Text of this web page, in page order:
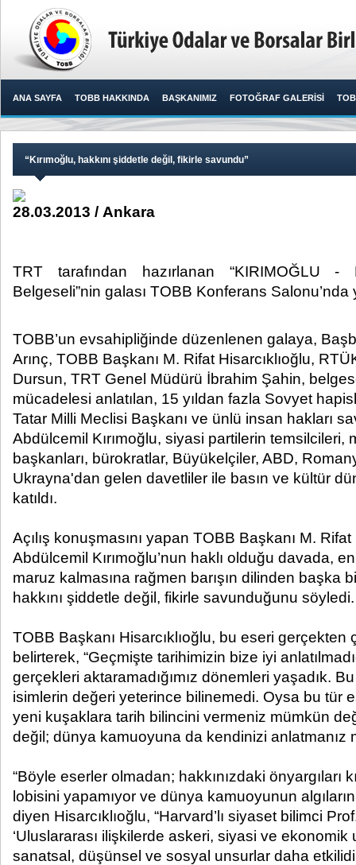
ANA SAYFA TOBB HAKKINDA BAŞKANIMIZ FOTOĞRAF GALERİSİ
​“Kırımoğlu, hakkını şiddetle değil, fikirle savundu”
28.03.2013 / Ankara
TRT tarafından hazırlanan “KIRIMOĞLU -
Belgeseli”nin galası TOBB Konferans Salonu’nda
TOBB’un evsahipliğinde düzenlenen galaya,
Arınç, TOBB Başkanı M. Rifat Hisarcıklıoğlu,
Dursun, TRT Genel Müdürü İbrahim Şahin,
mücadelesi anlatılan, 15 yıldan fazla Sovyet
Tatar Milli Meclisi Başkanı ve ünlü insan hakları
Abdülcemil Kırımoğlu, siyasi partilerin temsilcileri,
başkanları, bürokratlar, Büyükelçiler, ABD,
Ukrayna'dan gelen davetliler ile basın ve kültür
katıldı.
Açılış konuşmasını yapan TOBB Başkanı M.
Abdülcemil Kırımoğlu’nun haklı olduğu davada,
maruz kalmasına rağmen barışın dilinden başka
hakkını şiddetle değil, fikirle savunduğunu söyledi.
TOBB Başkanı Hisarcıklıoğlu, bu eseri
belirterek, “Geçmişte tarihimizin bize iyi
gerçekleri aktaramadığımız dönemleri yaşadık.
isimlerin değeri yeterince bilinemedi. Oysa bu tür
yeni kuşaklara tarih bilincini vermeniz mümkün
değil; dünya kamuoyuna da kendinizi anlatmanız
“Böyle eserler olmadan; hakkınızdaki önyargıları
lobisini yapamıyor ve dünya kamuoyunun
diyen Hisarcıklıoğlu, “Harvard’lı siyaset bilimci
‘Uluslararası ilişkilerde askeri, siyasi ve
sanatsal, düşünsel ve sosyal unsurlar daha